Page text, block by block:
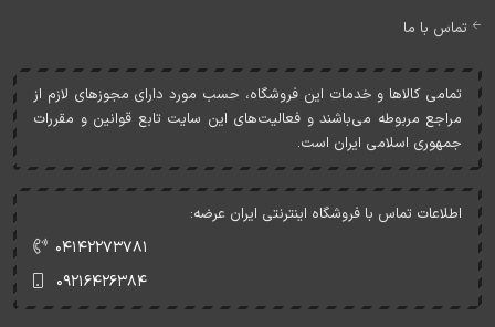
تماس با ما
تمامی کالاها و خدمات اين فروشگاه، حسب مورد دارای مجوزهای لازم از
مراجع مربوطه می‌باشند و فعاليت‌های اين سايت تابع قوانين و مقررات
جمهوری اسلامی ايران است.
اطلاعات تماس با فروشگاه اینترنتی ایران عرضه:
۰۴۱۴۲۲۷۳۷۸۱
۰۹۲۱۶۴۲۶۳۸۴